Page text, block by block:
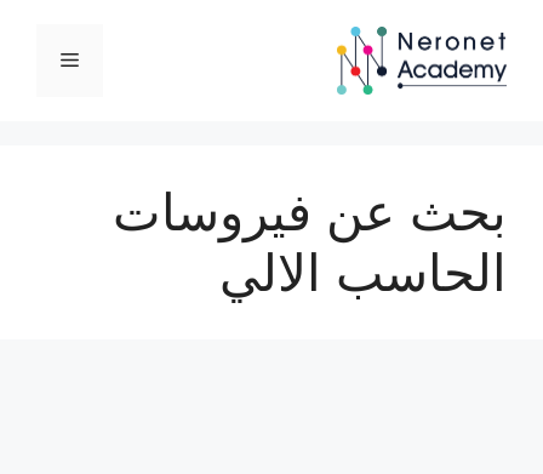
المحتوى
القائمة
بحث عن فيروسات
الحاسب الالي